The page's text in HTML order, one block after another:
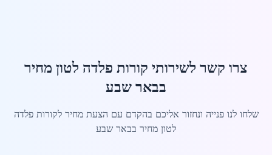
צרו קשר לשירותי קורות פלדה לטון מחיר
בבאר שבע
שלחו לנו פנייה ונחזור אליכם בהקדם עם הצעת מחיר לקורות פלדה
לטון מחיר בבאר שבע